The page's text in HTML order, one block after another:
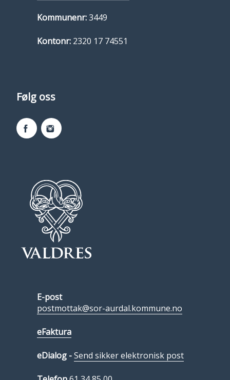
Kommunenr:3449
Kontonr: 2320 17 74551
Følg oss
FacebookInstagram
E-post
postmottak@sor-aurdal.kommune.no
eFaktura
eDialog -Send sikker elektronisk post